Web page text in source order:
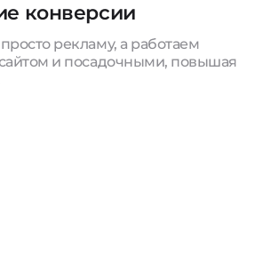
конверсии
рекламу, а работаем
и посадочными, повышая